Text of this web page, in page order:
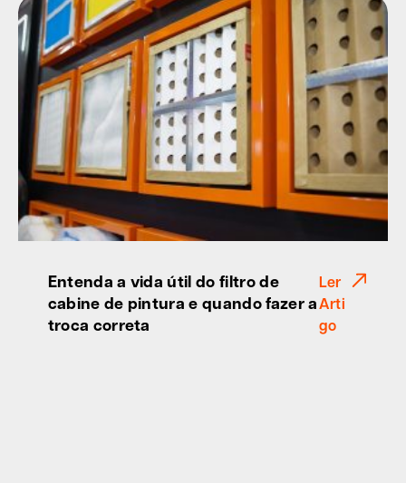
Entenda a vida útil do filtro de
cabine de pintura e quando fazer a
troca correta
Ler
Arti
go